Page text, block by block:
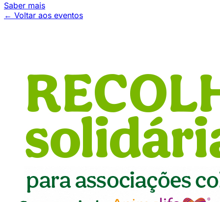
Saber mais
← Voltar aos eventos